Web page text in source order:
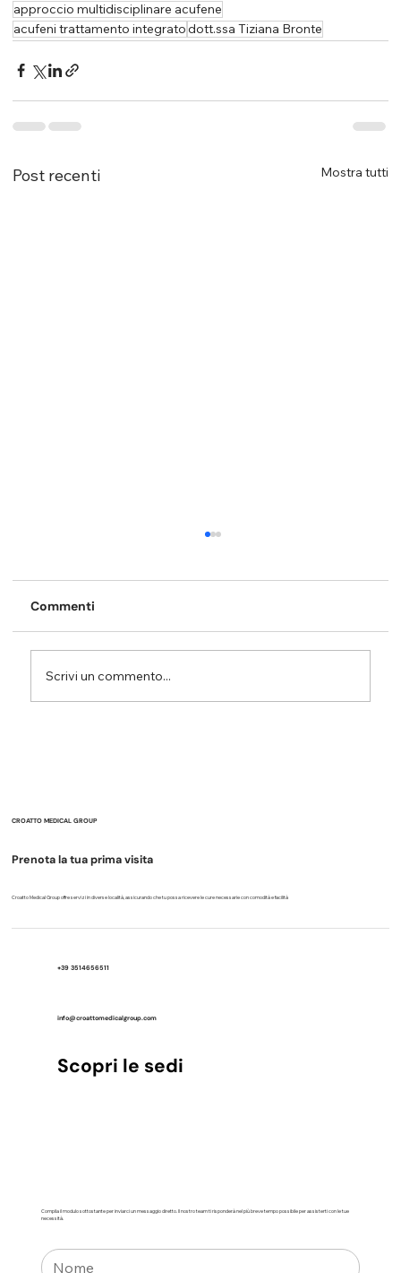
approccio multidisciplinare acufene
acufeni trattamento integratodott.ssa Tiziana Bronte
Post recenti Mostra tutti
Commenti
Scrivi un commento...
CROATTO MEDICAL GROUP
Prenota la tua prima visita
Croatto Medical Group offre servizi in diverse località, assicurando che tu possa ricevere le cure necessarie con comodità e facilità
+39 3514656511
info@croattomedicalgroup.com
Scopri le sedi
Compila il modulo sottostante per inviarci un messaggio diretto. Il nostro team ti risponderà nel più breve tempo possibile per assisterti con le tue
necessità.